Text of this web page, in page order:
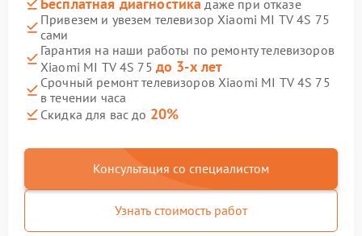
даже при отказе
Привезем и увезем телевизор Xiaomi MI TV 4S 75
сами
Гарантия на наши работы по ремонту телевизоров
Xiaomi MI TV 4S 75 до 3-х лет
Срочный ремонт телевизоров Xiaomi MI TV 4S 75
в течении часа
Скидка для вас до 20%
Консультация со специалистом
Узнать стоимость работ